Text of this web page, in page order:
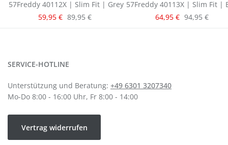
57Freddy 40112X | Slim Fit | Grey
Verkaufspreis:
59,95 € Regulärer Preis:
89,95 €
57Freddy 40113X | Slim Fit |
Verkaufspreis:
64,95 € Regulärer
94,95 €
SERVICE-HOTLINE
Unterstützung und Beratung: +49 6301 3207340
Mo-Do 8:00 - 16:00 Uhr, Fr 8:00 - 14:00
Vertrag widerrufen